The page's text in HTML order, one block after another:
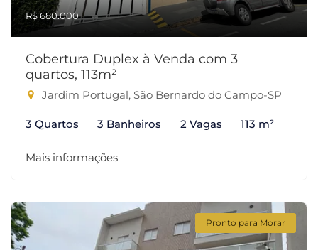
R$ 680.000
Cobertura Duplex à Venda com 3
quartos, 113m²
Jardim Portugal, São Bernardo do Campo-SP
3 Quartos 3 Banheiros 2 Vagas 113 m²
Mais informações
Pronto para Morar